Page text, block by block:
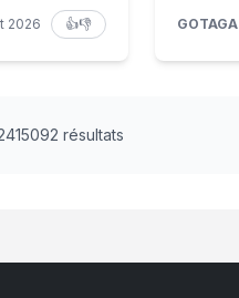
2026 👍👎 GOTAGA
résultats